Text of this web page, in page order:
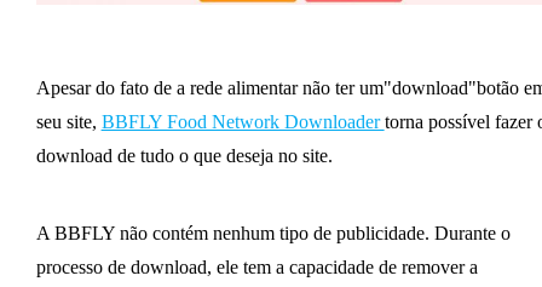
Apesar do fato de a rede alimentar não ter um"download"botão
seu site, BBFLY Food Network Downloadertorna possível fazer
download de tudo o que deseja no site.
A BBFLY não contém nenhum tipo de publicidade. Durante o
processo de download, ele tem a capacidade de remover a